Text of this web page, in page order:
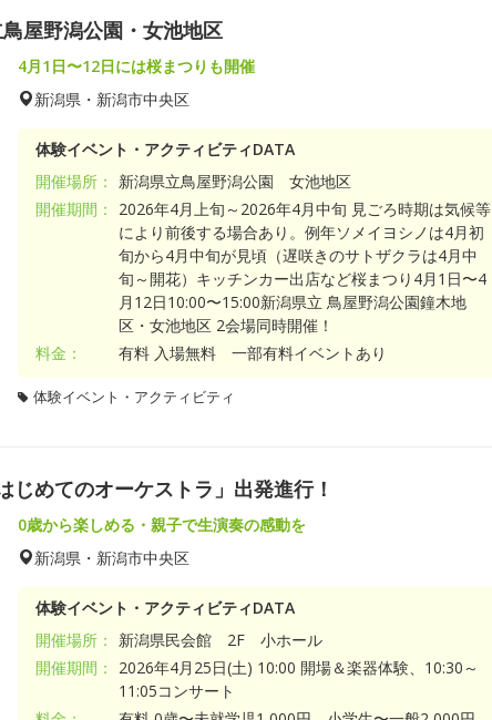
鳥屋野潟公園・女池地区
4月1日〜12日には桜まつりも開催
新潟県・新潟市中央区
体験イベント・アクティビティDATA
開催場所：
新潟県立鳥屋野潟公園 女池地区
開催期間：
2026年4月上旬～2026年4月中旬 見ごろ時期は気候等
により前後する場合あり。例年ソメイヨシノは4月初
旬から4月中旬が見頃（遅咲きのサトザクラは4月中
旬～開花）キッチンカー出店など桜まつり4月1日〜4
月12日10:00〜15:00新潟県立 鳥屋野潟公園鐘木地
区・女池地区 2会場同時開催！
料金：
有料 入場無料 一部有料イベントあり
体験イベント・アクティビティ
じめてのオーケストラ」出発進行！
0歳から楽しめる・親子で生演奏の感動を
新潟県・新潟市中央区
体験イベント・アクティビティDATA
開催場所：
新潟県民会館 2F 小ホール
開催期間：
2026年4月25日(土) 10:00 開場＆楽器体験、10:30～
11:05コンサート